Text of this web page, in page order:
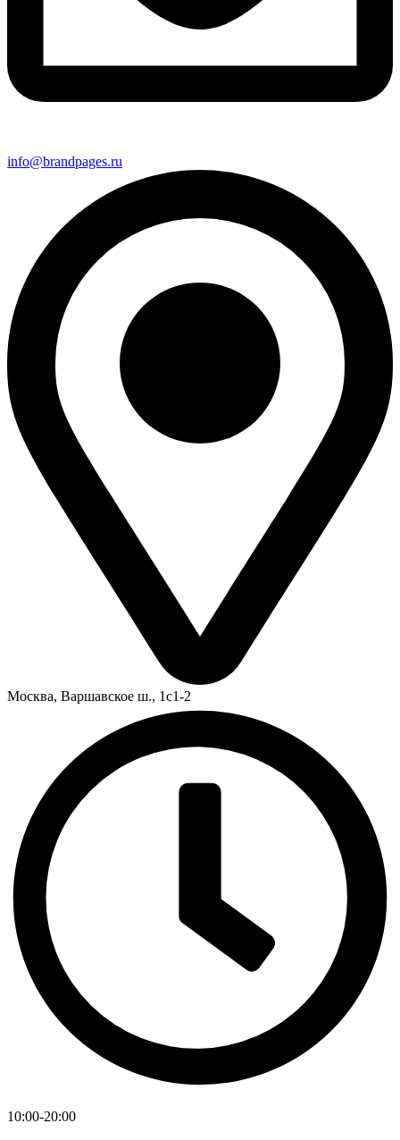
info@brandpages.ru
Москва, Варшавское ш., 1с1-2
10:00-20:00